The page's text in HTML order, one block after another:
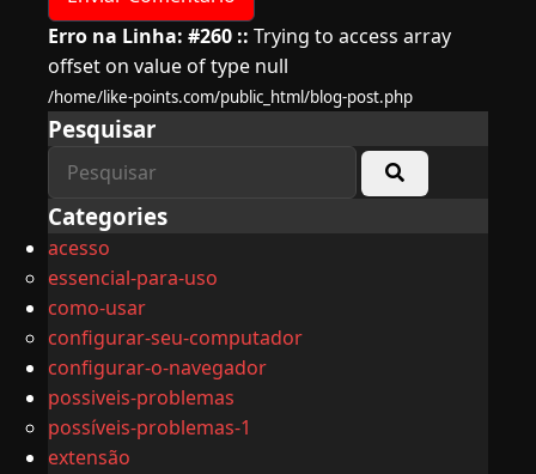
Erro na Linha: #260 :: Trying to access array
offset on value of type null
/home/like-points.com/public_html/blog-post.php
Pesquisar
Categories
acesso
essencial-para-uso
como-usar
configurar-seu-computador
configurar-o-navegador
possiveis-problemas
possíveis-problemas-1
extensão